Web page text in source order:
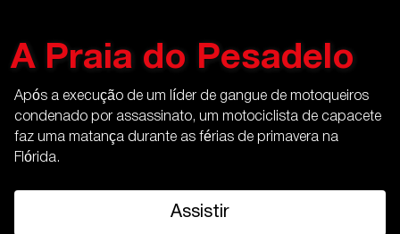
A Praia do Pesadelo
Após a execução de um líder de gangue de motoqueiros
condenado por assassinato, um motociclista de capacete
faz uma matança durante as férias de primavera na
Flórida.
Assistir